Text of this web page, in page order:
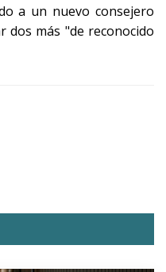
a un nuevo consejero
dos más "de reconocido